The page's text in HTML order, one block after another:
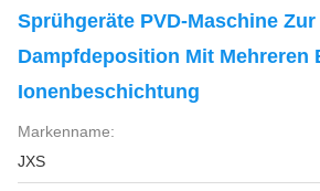
Sprühgeräte PVD-Maschine
Dampfdeposition Mit Mehreren
Ionenbeschichtung
Markenname:
JXS